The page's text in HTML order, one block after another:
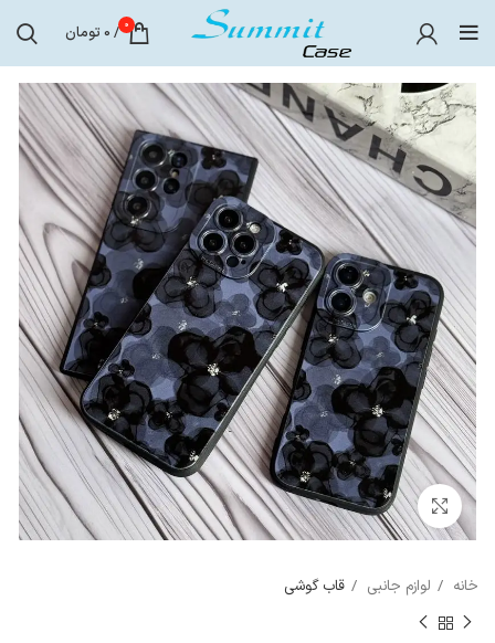
0
/
0 تومان
برای بزرگنمایی کلیک کنید
خانه لوازم جانبی قاب گوشی